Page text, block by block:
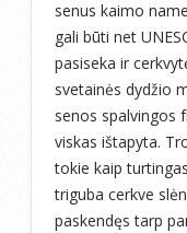
senus kaimo
gali būti net
pasiseka ir
svetainės dydžio
senos spalvingos
viskas ištapyta.
tokie kaip
triguba cerkve
paskendęs tarp